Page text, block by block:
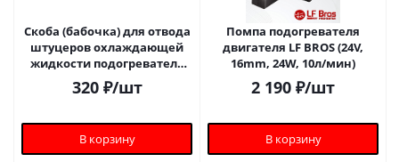
Скоба (бабочка) для отвода
штуцеров охлаждающей
жидкости подогревателя
двигателя 5000 mini
320₽/шт
В корзину
Помпа подогревателя
двигателя LF BROS (24V,
16mm, 24W, 10л/мин)
2 190 ₽/шт
В корзину